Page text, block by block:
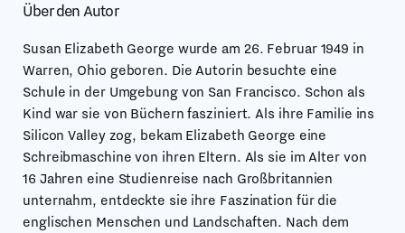
Über den Autor
Susan Elizabeth George wurde am 26. Februar 1949 in
Warren, Ohio geboren. Die Autorin besuchte eine
Schule in der Umgebung von San Francisco. Schon als
Kind war sie von Büchern fasziniert. Als ihre Familie ins
Silicon Valley zog, bekam Elizabeth George eine
Schreibmaschine von ihren Eltern. Als sie im Alter von
16 Jahren eine Studienreise nach Großbritannien
unternahm, entdeckte sie ihre Faszination für die
englischen Menschen und Landschaften. Nach dem